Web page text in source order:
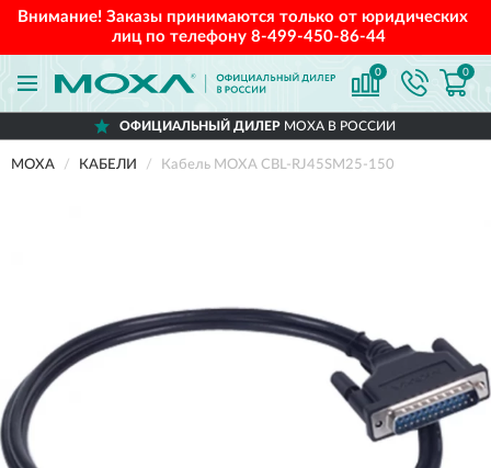
Внимание! Заказы принимаются только от юридических
лиц по телефону 8-499-450-86-44
0 0
ОФИЦИАЛЬНЫЙ ДИЛЕРMOXA В РОССИИ
MOXA КАБЕЛИ Кабель MOXA CBL-RJ45SM25-150